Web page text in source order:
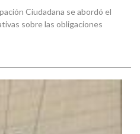
Ciudadana se abordó el
sobre las obligaciones